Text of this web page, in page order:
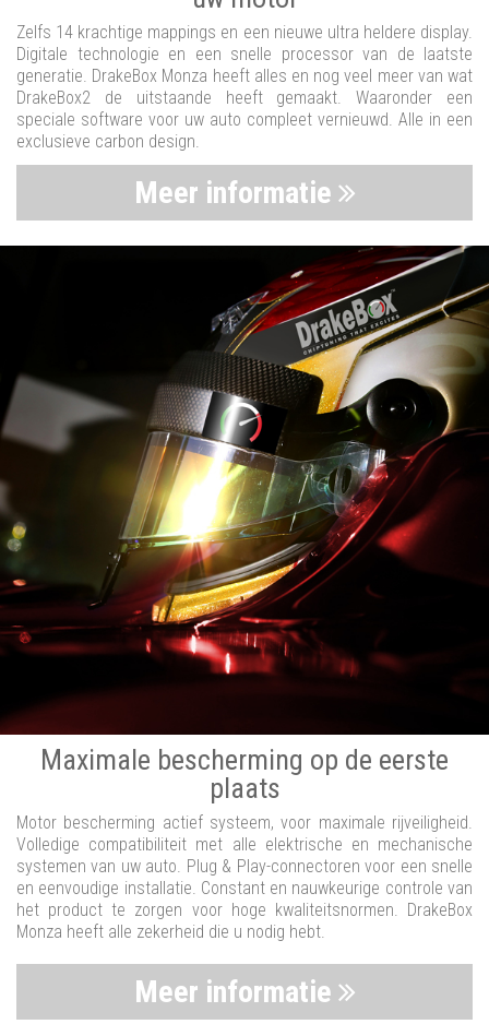
Zelfs 14 krachtige mappings en een nieuwe ultra heldere display.
Digitale technologie en een snelle processor van de laatste
generatie. DrakeBox Monza heeft alles en nog veel meer van wat
DrakeBox2 de uitstaande heeft gemaakt. Waaronder een
speciale software voor uw auto compleet vernieuwd. Alle in een
exclusieve carbon design.
Meer informatie
Maximale bescherming op de eerste
plaats
Motor bescherming actief systeem, voor maximale rijveiligheid.
Volledige compatibiliteit met alle elektrische en mechanische
systemen van uw auto. Plug & Play-connectoren voor een snelle
en eenvoudige installatie. Constant en nauwkeurige controle van
het product te zorgen voor hoge kwaliteitsnormen. DrakeBox
Monza heeft alle zekerheid die u nodig hebt.
Meer informatie